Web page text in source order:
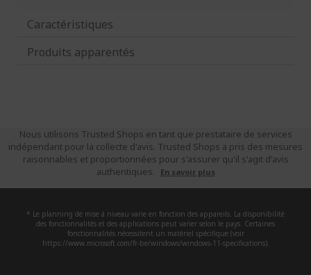
Caractéristiques
Produits apparentés
Nous utilisons Trusted Shops en tant que prestataire de services
indépendant pour la collecte d'avis. Trusted Shops a pris des mesures
raisonnables et proportionnées pour s'assurer qu'il s'agit d'avis
authentiques.
En savoir plus
* Le planning de mise à niveau varie en fonction des appareils. La disponibilité
des fonctionnalités et des applications peut varier selon le pays. Certaines
fonctionnalités nécessitent un matériel spécifique (voir
https://www.microsoft.com/fr-be/windows/windows-11-specifications).